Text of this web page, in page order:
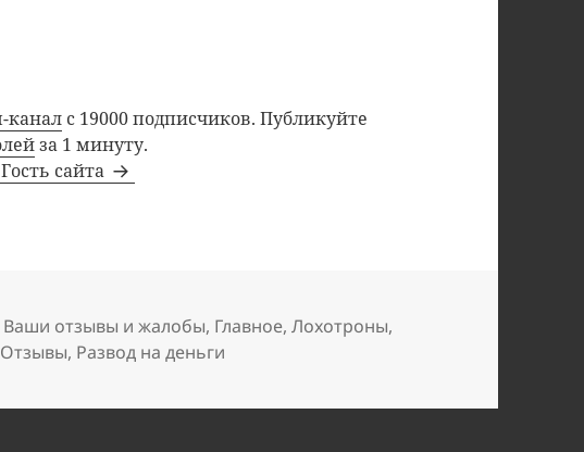
канал с 19000 подписчиков. Публикуйте
за 1 минуту.
сайта
Рубрики
Ваши отзывы и жалобы, Главное,Лохотроны,
Отзывы, Развод на деньги